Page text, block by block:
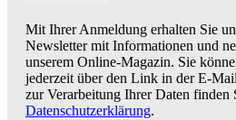
Mit Ihrer Anmeldung erhalten Sie
Newsletter mit Informationen und
unserem Online-Magazin. Sie
jederzeit über den Link in der E-
zur Verarbeitung Ihrer Daten finden
Datenschutzerklärung.